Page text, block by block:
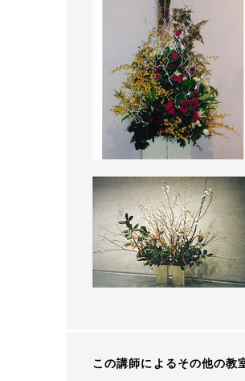
この講師によるその他の教